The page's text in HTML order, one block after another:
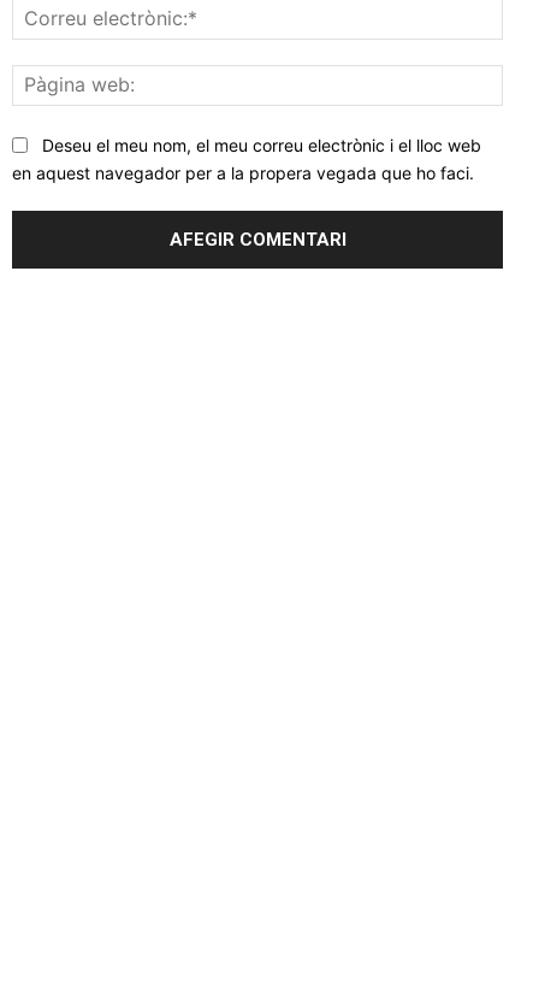
web:
Deseu el meu nom, el meu correu electrònic i el lloc web
en aquest navegador per a la propera vegada que ho faci.